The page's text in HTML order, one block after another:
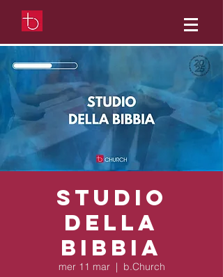
Studio
della
Bibbia
mer 11 mar
  |
b.Church